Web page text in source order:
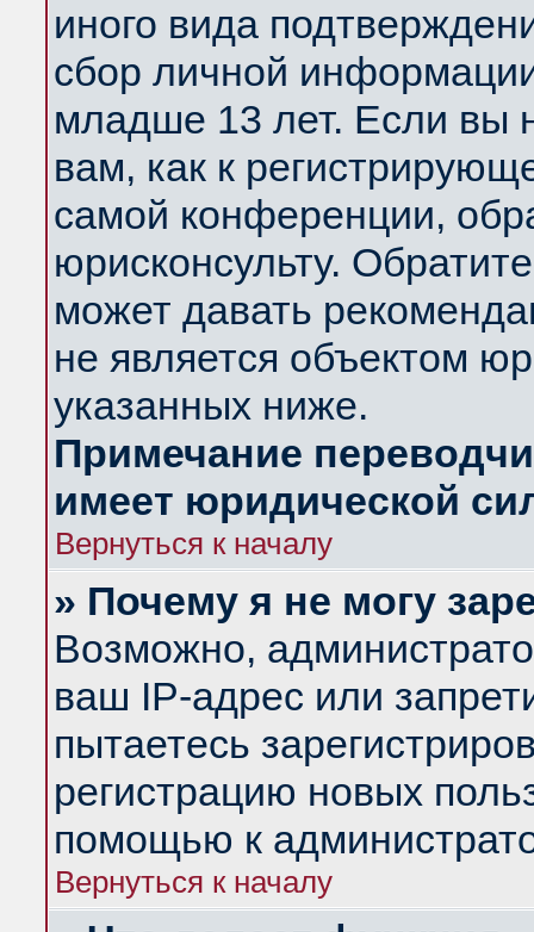
иного вида
сбор личной
младше 13 лет. Если вы
вам, как к
самой конференции,
юрисконсульту.
может давать
не является объектом
указанных ниже.
Примечание
имеет юридической
Вернуться к началу
» Почему я не могу
Возможно,
ваш IP-адрес или
пытаетесь
регистрацию новых
помощью к
Вернуться к началу